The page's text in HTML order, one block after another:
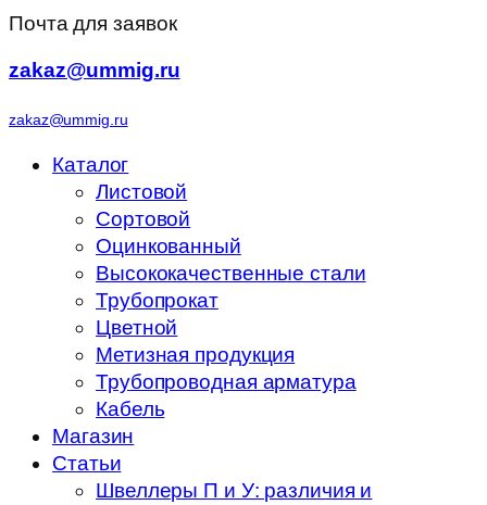
Почта для заявок
zakaz@ummig.ru
zakaz@ummig.ru
Каталог
Листовой
Сортовой
Оцинкованный
Высококачественные стали
Трубопрокат
Цветной
Метизная продукция
Трубопроводная арматура
Кабель
Магазин
Статьи
Швеллеры П и У: различия и